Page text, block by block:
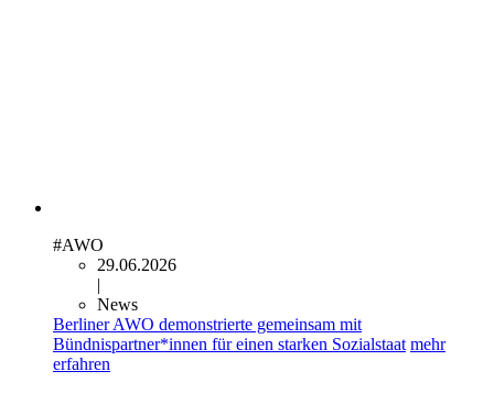
#AWO
29.06.2026
|
News
Berliner AWO demonstrierte gemeinsam mit
Bündnispartner*innen für einen starken Sozialstaat mehr
erfahren